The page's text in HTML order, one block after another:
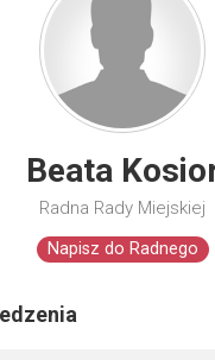
Beata
Radna Rady Miejskiej
Napisz do Radnego